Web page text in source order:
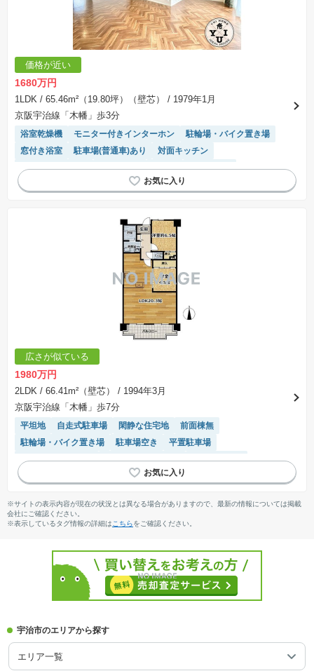
価格が近い
1680万円
1LDK / 65.46m²（19.80坪）（壁芯）
/ 1979年1月
京阪宇治線「木幡」歩3分
浴室乾燥機 モニター付きインターホン
駐輪場・バイク置き場
窓付き浴室
駐車場(普通車)あり
対面キッチン
システムキッチン
陽当り良好 食洗機
ペット相談
エレベーター
広さが似ている
1980万円
2LDK / 66.41m²（壁芯）
/ 1994年3月
京阪宇治線「木幡」歩7分
平坦地 自走式駐車場 閑静な住宅地
前面棟無
駐輪場・バイク置き場
駐車場空き
平置駐車場
駐車場(普通車)あり
リフォーム済み物件
宅配ボックス
対面キッチン
システムキッチン 陽当り良好
※サイトの表示内容が現在の状況とは異なる場合がありますので、最新の情報については掲載
会社にご確認ください。
※表示しているタグ情報の詳細は こちらをご確認ください。
宇治市のエリアから探す
エリア一覧